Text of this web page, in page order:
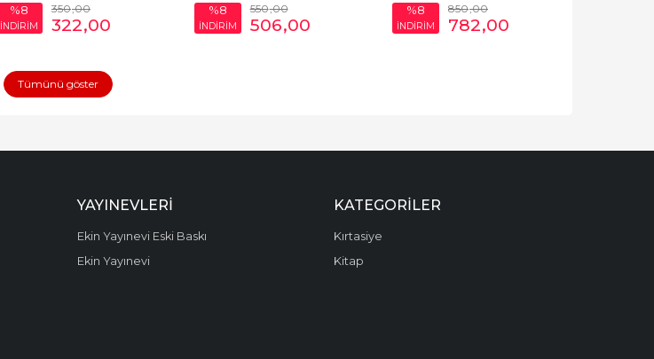
%8
İNDİRİM
350,00
322,00
%8
İNDİRİM
550,00
506,00
%8
İNDİRİM
850,00
782,00
Tümünü göster
YAYINEVLERI
Ekin Yayınevi Eski Baskı
Ekin Yayınevi
KATEGORILER
Kırtasiye
Kitap